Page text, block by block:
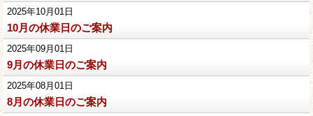
2025年10月01日
10月の休業日のご案内
2025年09月01日
9月の休業日のご案内
2025年08月01日
8月の休業日のご案内